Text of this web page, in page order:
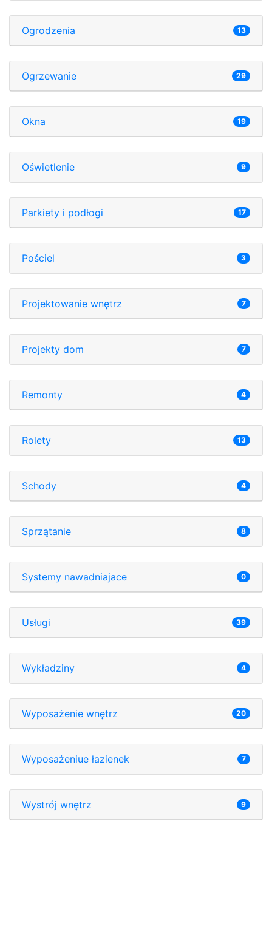
Ogrodzenia 13
Ogrzewanie 29
Okna 19
Oświetlenie 9
Parkiety i podłogi 17
Pościel 3
Projektowanie wnętrz 7
Projekty dom 7
Remonty 4
Rolety 13
Schody 4
Sprzątanie 8
Systemy nawadniajace 0
Usługi 39
Wykładziny 4
Wyposażenie wnętrz 20
Wyposażeniue łazienek 7
Wystrój wnętrz 9